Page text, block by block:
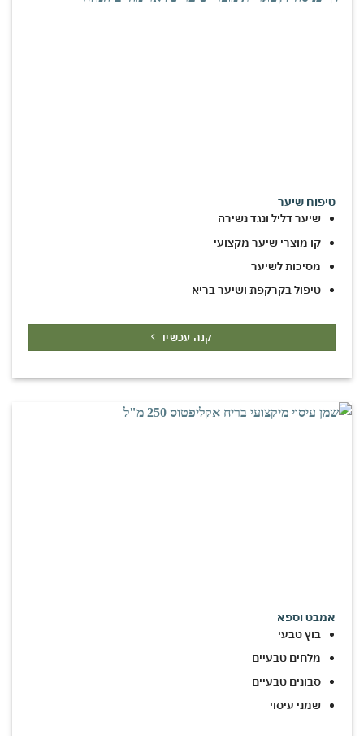
טיפוח שיער
שיער דליל ונגד נשירה
קו מוצרי שיער מקצועי
מסיכות לשיער
טיפול בקרקפת ושיער בריא
קנה עכשיו
אמבט וספא
בוץ טבעי
מלחים טבעיים
סבונים טבעיים
שמני עיסוי